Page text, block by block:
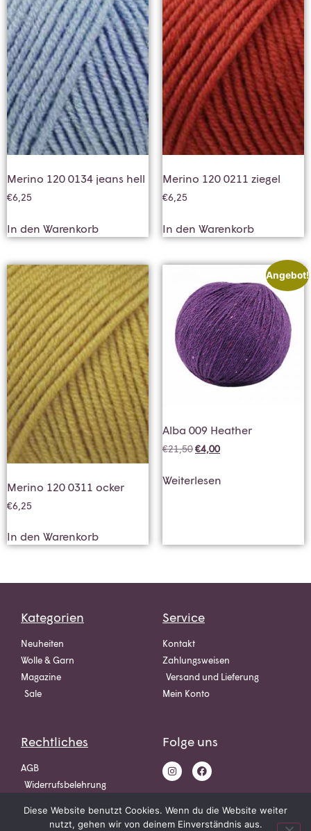
Merino 120 0134 jeans hell
€6,25
In den Warenkorb
Merino 120 0211 ziegel
€6,25
In den Warenkorb
Merino 120 0311 ocker
€6,25
In den Warenkorb
Angebot!
Alba 009 Heather
€21,50€4,00
Weiterlesen
Kategorien
Neuheiten
Wolle & Garn
Magazine
Sale
Service
Kontakt
Zahlungsweisen
Versand und Lieferung
Mein Konto
Rechtliches
AGB
Widerrufsbelehrung
Folge uns
Diese Website benutzt Cookies. Wenn du die Website weiter
nutzt, gehen wir von deinem Einverständnis aus.